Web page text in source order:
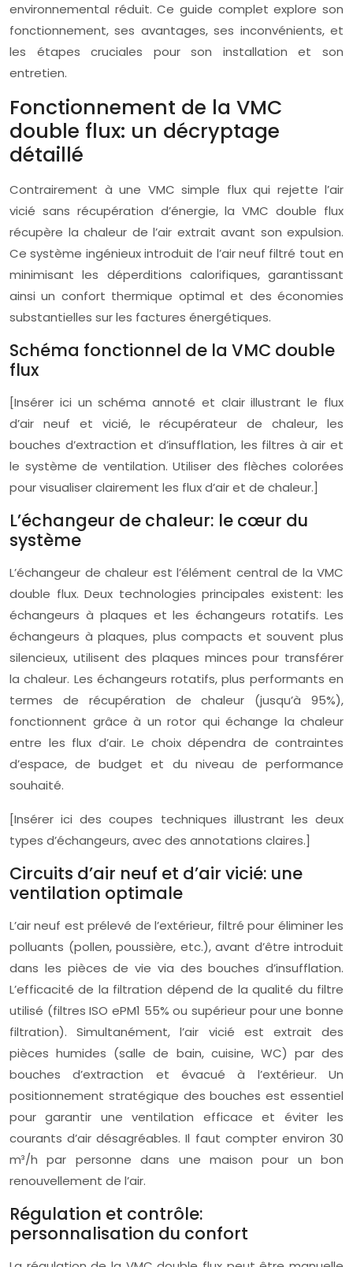
environnemental réduit. Ce guide complet explore son
fonctionnement, ses avantages, ses inconvénients, et
les étapes cruciales pour son installation et son
entretien.
Fonctionnement de la VMC
double flux: un décryptage
détaillé
Contrairement à une VMC simple flux qui rejette l’air
vicié sans récupération d’énergie, la VMC double flux
récupère la chaleur de l’air extrait avant son expulsion.
Ce système ingénieux introduit de l’air neuf filtré tout en
minimisant les déperditions calorifiques, garantissant
ainsi un confort thermique optimal et des économies
substantielles sur les factures énergétiques.
Schéma fonctionnel de la VMC double
flux
[Insérer ici un schéma annoté et clair illustrant le flux
d’air neuf et vicié, le récupérateur de chaleur, les
bouches d’extraction et d’insufflation, les filtres à air et
le système de ventilation. Utiliser des flèches colorées
pour visualiser clairement les flux d’air et de chaleur.]
L’échangeur de chaleur: le cœur du
système
L’échangeur de chaleur est l’élément central de la VMC
double flux. Deux technologies principales existent: les
échangeurs à plaques et les échangeurs rotatifs. Les
échangeurs à plaques, plus compacts et souvent plus
silencieux, utilisent des plaques minces pour transférer
la chaleur. Les échangeurs rotatifs, plus performants en
termes de récupération de chaleur (jusqu’à 95%),
fonctionnent grâce à un rotor qui échange la chaleur
entre les flux d’air. Le choix dépendra de contraintes
d’espace, de budget et du niveau de performance
souhaité.
[Insérer ici des coupes techniques illustrant les deux
types d’échangeurs, avec des annotations claires.]
Circuits d’air neuf et d’air vicié: une
ventilation optimale
L’air neuf est prélevé de l’extérieur, filtré pour éliminer les
polluants (pollen, poussière, etc.), avant d’être introduit
dans les pièces de vie via des bouches d’insufflation.
L’efficacité de la filtration dépend de la qualité du filtre
utilisé (filtres ISO ePM1 55% ou supérieur pour une bonne
filtration). Simultanément, l’air vicié est extrait des
pièces humides (salle de bain, cuisine, WC) par des
bouches d’extraction et évacué à l’extérieur. Un
positionnement stratégique des bouches est essentiel
pour garantir une ventilation efficace et éviter les
courants d’air désagréables. Il faut compter environ 30
m³/h par personne dans une maison pour un bon
renouvellement de l’air.
Régulation et contrôle:
personnalisation du confort